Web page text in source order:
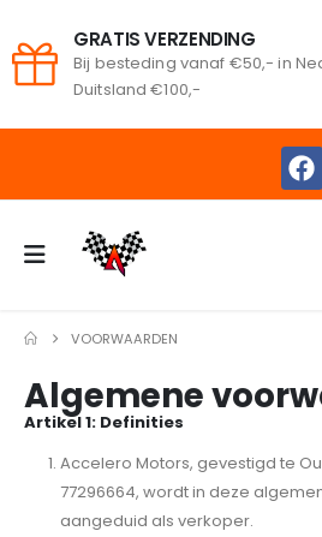
GRATIS VERZENDING
Bij besteding vanaf €50,- in
Duitsland €100,-
VOORWAARDEN
Algemene
Artikel 1: Definities
Accelero Motors, gevestigd te
77296664, wordt in deze
aangeduid als verkoper.